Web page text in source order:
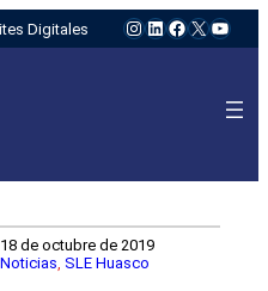
Digitales Instagram
LinkedIn
Facebook
X
18 de octubre de 2019
Noticias SLE Huasco